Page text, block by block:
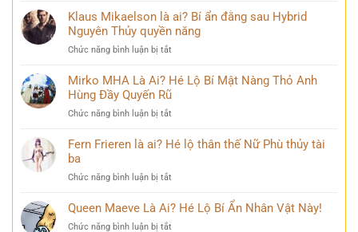
diễn
tả
Phương
Thúy
đăng
quang
99+
ảnh
Nhã
mới
nhất
mạng
Klaus Mikaelson là ai? Bí ẩn đằng sau Hybrid
Nguyên Thủy quyền năng
Chức năng bình luận bị tắt
Mikaelson
Bí
đằng
quyền
Mirko MHA Là Ai? Hé Lộ Bí Mật Nàng Thỏ Anh
Hùng Đầy Quyến Rũ
Chức năng bình luận bị tắt
MHA
Hé
Bí
Fern Frieren là ai? Hé lộ thân thế Nữ Phù thủy tài
ba
Chức năng bình luận bị tắt
Frieren
Queen Maeve Là Ai? Hé Lộ Bí Ẩn Nhân Vật Này!
Chức năng bình luận bị tắt